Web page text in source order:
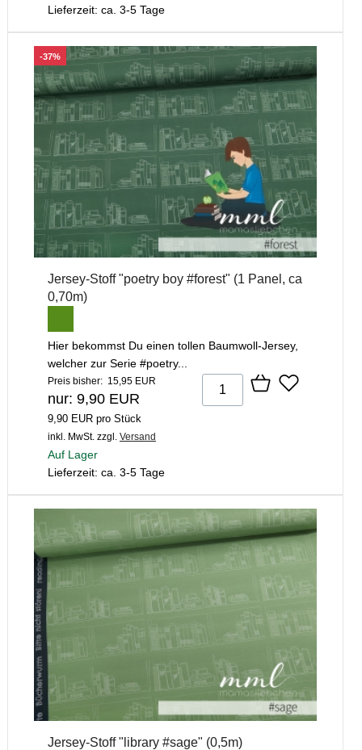
Lieferzeit: ca. 3-5 Tage
-37%
Jersey-Stoff "poetry boy #forest" (1 Panel, ca
0,70m)
Hier bekommst Du einen tollen Baumwoll-Jersey,
welcher zur Serie #poetry...
Preis bisher: 15,95 EUR
nur: 9,90 EUR
9,90 EUR pro Stück
inkl. MwSt. zzgl. Versand
Auf Lager
Lieferzeit: ca. 3-5 Tage
Jersey-Stoff "library #sage" (0,5m)